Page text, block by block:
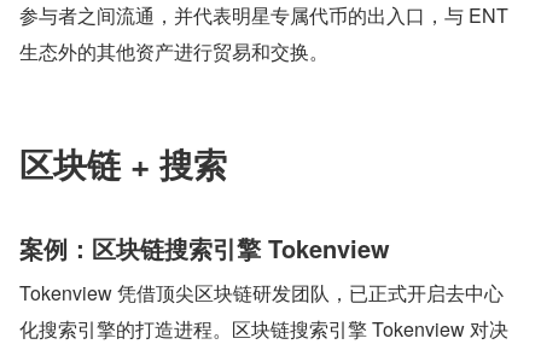
参与者之间流通，并代表明星专属代币的出入口，与 ENT
生态外的其他资产进行贸易和交换。
区块链 + 搜索
案例：区块链搜索引擎 Tokenview
Tokenview 凭借顶尖区块链研发团队，已正式开启去中心
化搜索引擎的打造进程。区块链搜索引擎 Tokenview 对决